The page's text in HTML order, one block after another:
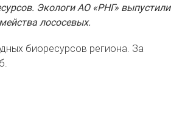
Экологи АО «РНГ» выпустили
лососевых.
биоресурсов региона. За